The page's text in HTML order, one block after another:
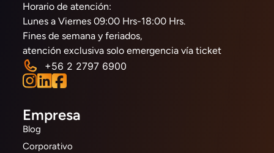
Horario de atención:
Lunes a Viernes 09:00 Hrs-18:00 Hrs.
Fines de semana y feriados,
atención exclusiva solo emergencia vía ticket
+56 2 2797 6900
Empresa
Blog
Corporativo